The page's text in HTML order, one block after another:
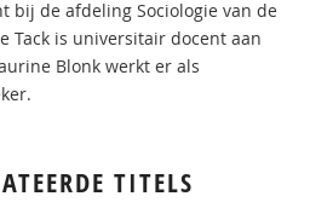
bij de afdeling Sociologie van de
Tack is universitair docent aan
Blonk werkt er als
TITELS